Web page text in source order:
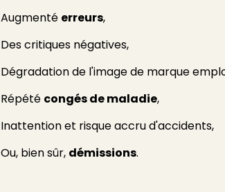
Augmenté erreurs,
Des critiques négatives,
Dégradation de l'image de marque
Répété congés de maladie,
Inattention et risque accru d'accidents,
Ou, bien sûr, démissions.